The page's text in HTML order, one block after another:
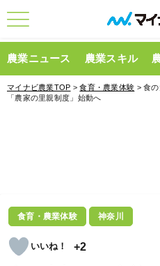
農業ニュース 農業スキル
マイナビ農業TOP >食育・農業体験 > 食
「農家の里親制度」始動へ
食育・農業体験 神奈川
+2